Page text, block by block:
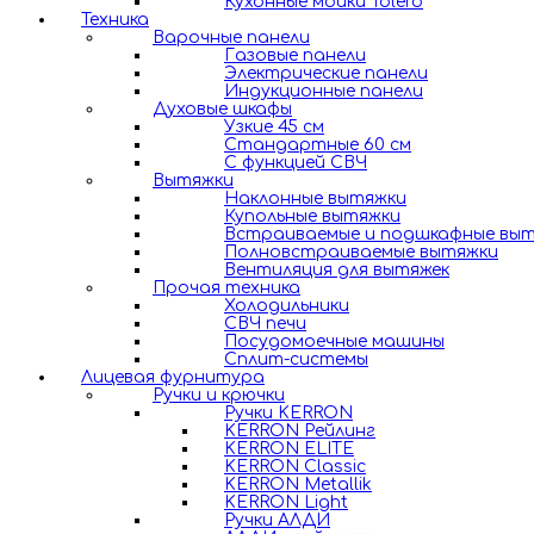
Техника
Варочные панели
Газовые панели
Электрические панели
Индукционные панели
Духовые шкафы
Узкие 45 см
Стандартные 60 см
С функцией СВЧ
Вытяжки
Наклонные вытяжки
Купольные вытяжки
Встраиваемые и подшкафные
Полновстраиваемые вытяжки
Вентиляция для вытяжек
Прочая техника
Холодильники
СВЧ печи
Посудомоечные машины
Сплит-системы
Лицевая фурнитура
Ручки и крючки
Ручки KERRON
KERRON Рейлинг
KERRON ELITE
KERRON Classic
KERRON Metallik
KERRON Light
Ручки АЛДИ